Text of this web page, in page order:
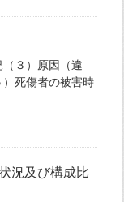
（３）原因（違
死傷者の被害時
況及び構成比